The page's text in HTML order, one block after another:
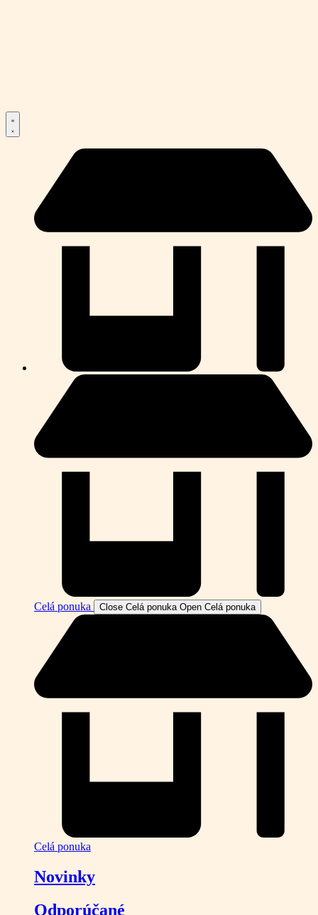
Celá ponuka Close Celá ponuka Open Celá ponuka
Celá ponuka
Novinky
Odporúčané